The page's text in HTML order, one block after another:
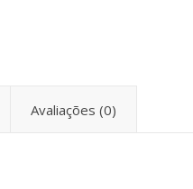
Avaliações (0)